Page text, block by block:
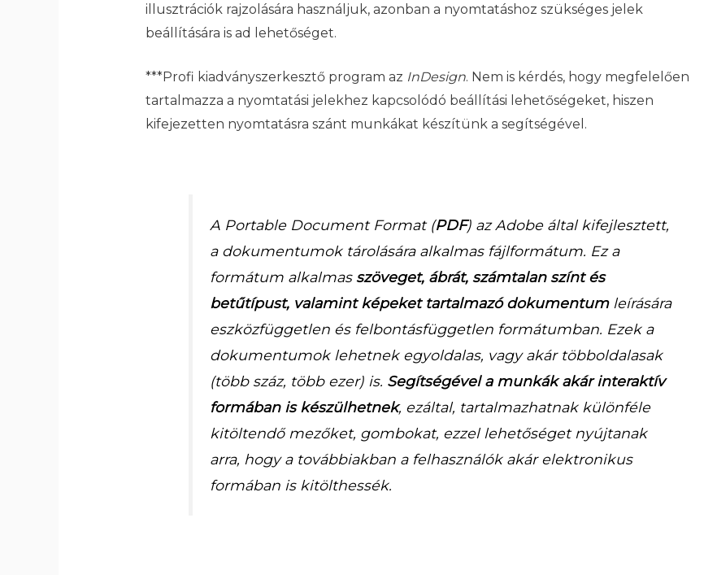
illusztrációk rajzolására használjuk, azonban a nyomtatáshoz szükséges jelek
beállítására is ad lehetőséget.
***Profi kiadványszerkesztő program az InDesign. Nem is kérdés, hogy megfelelően
tartalmazza a nyomtatási jelekhez kapcsolódó beállítási lehetőségeket, hiszen
kifejezetten nyomtatásra szánt munkákat készítünk a segítségével.
A Portable Document Format (PDF) az Adobe által kifejlesztett,
a dokumentumok tárolására alkalmas fájlformátum. Ez a
formátum alkalmasszöveget, ábrát, számtalan színt és
betűtípust, valamint képeket tartalmazó dokumentumleírására
eszközfüggetlen és felbontásfüggetlen formátumban. Ezek a
dokumentumok lehetnek egyoldalas, vagy akár többoldalasak
(több száz, több ezer) is. Segítségével a munkák akár interaktív
formában is készülhetnek, ezáltal, tartalmazhatnak különféle
kitöltendő mezőket, gombokat, ezzel lehetőséget nyújtanak
arra, hogy a továbbiakban a felhasználók akár elektronikus
formában is kitölthessék.